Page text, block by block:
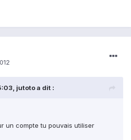
jutoto a dit :
un compte tu pouvais utiliser